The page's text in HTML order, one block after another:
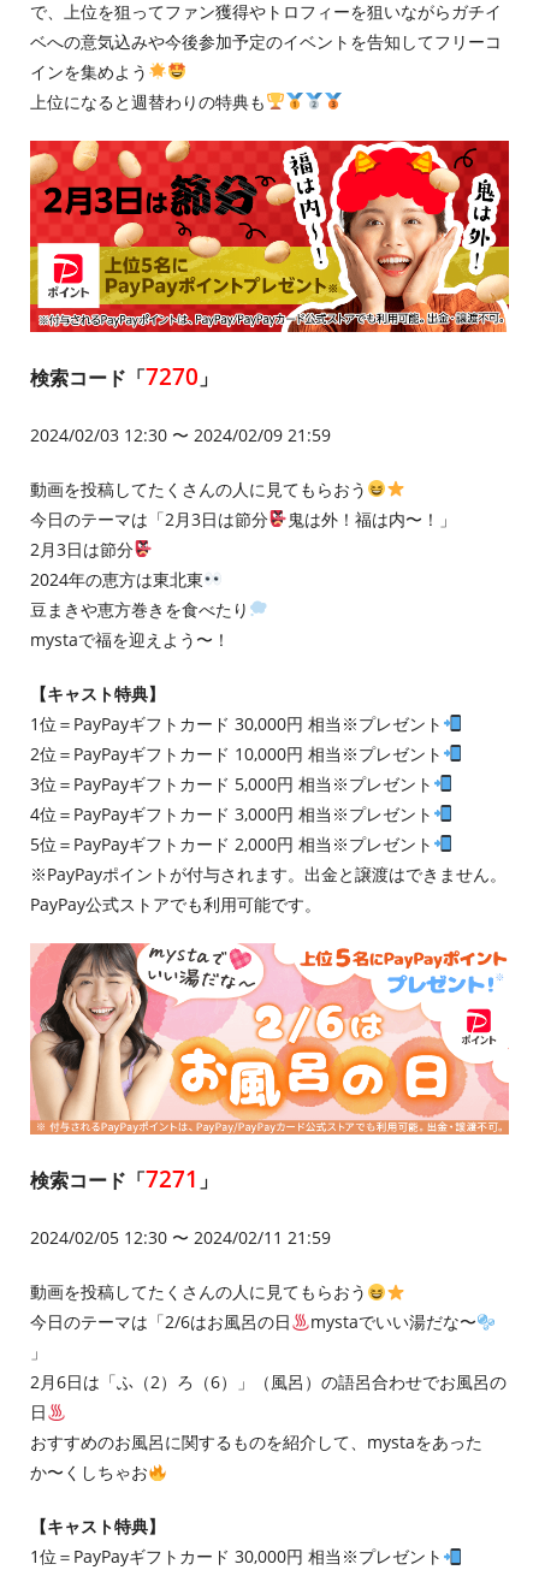
で、上位を狙ってファン獲得やトロフィーを狙いながらガチイ
ベへの意気込みや今後参加予定のイベントを告知してフリーコ
インを集めよう
上位になると週替わりの特典も
検索コード「7270 」
2024/02/03 12:30 〜 2024/02/09 21:59
動画を投稿してたくさんの人に見てもらおう
今日のテーマは「2月3日は節分
鬼は外！福は内〜！」
2月3日は節分
2024年の恵方は東北東
豆まきや恵方巻きを食べたり
mystaで福を迎えよう〜！
【キャスト特典】
1位＝PayPayギフトカード 30,000円 相当※プレゼント
2位＝PayPayギフトカード 10,000円 相当※プレゼント
3位＝PayPayギフトカード 5,000円 相当※プレゼント
4位＝PayPayギフトカード 3,000円 相当※プレゼント
5位＝PayPayギフトカード 2,000円 相当※プレゼント
※PayPayポイントが付与されます。出金と譲渡はできません。
PayPay公式ストアでも利用可能です。
検索コード「7271 」
2024/02/05 12:30 〜 2024/02/11 21:59
動画を投稿してたくさんの人に見てもらおう
今日のテーマは「2/6はお風呂の日
mystaでいい湯だな〜
」
2月6日は「ふ（2）ろ（6）」（風呂）の語呂合わせでお風呂の
日
おすすめのお風呂に関するものを紹介して、mystaをあった
か〜くしちゃお
【キャスト特典】
1位＝PayPayギフトカード 30,000円 相当※プレゼント